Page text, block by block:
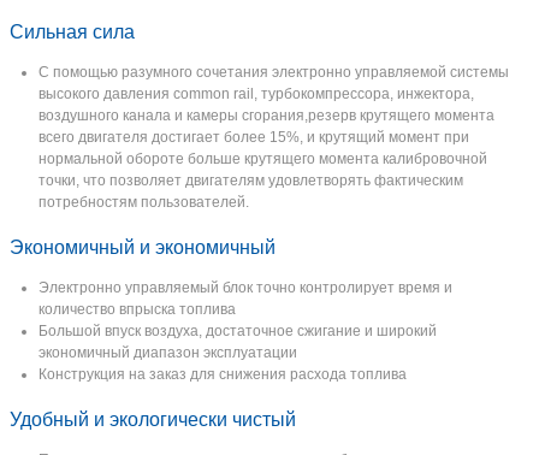
Оставьте сообщение
Мы скоро тебе перезвоним!
Сильная сила
С помощью разумного сочетания электронно управляемой системы
высокого давления common rail, турбокомпрессора, инжектора,
воздушного канала и камеры сгорания,резерв крутящего момента
всего двигателя достигает более 15%, и крутящий момент при
нормальной обороте больше крутящего момента калибровочной
точки, что позволяет двигателям удовлетворять фактическим
потребностям пользователей.
Экономичный и экономичный
Электронно управляемый блок точно контролирует время и
количество впрыска топлива
Большой впуск воздуха, достаточное сжигание и широкий
экономичный диапазон эксплуатации
Конструкция на заказ для снижения расхода топлива
Удобный и экологически чистый